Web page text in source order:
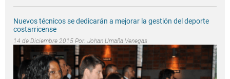
Nuevos técnicos se dedicarán a mejorar la gestión del deporte
costarricense
14 de Diciembre 2015 Por: Johan Umaña Venegas